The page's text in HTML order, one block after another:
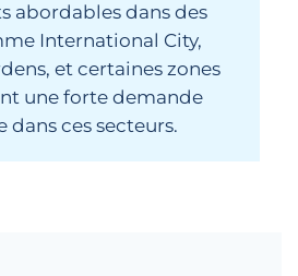
abordables dans des
International City,
et certaines zones
une forte demande
dans ces secteurs.